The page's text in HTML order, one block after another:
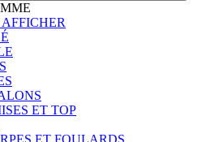
ET TOP
ET FOULARDS